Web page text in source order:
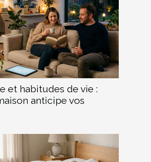
et habitudes de vie :
anticipe vos